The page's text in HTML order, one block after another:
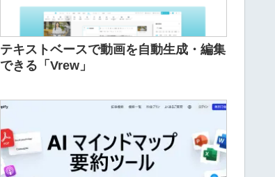
テキストベースで動画を自動生成・編集
できる「Vrew」